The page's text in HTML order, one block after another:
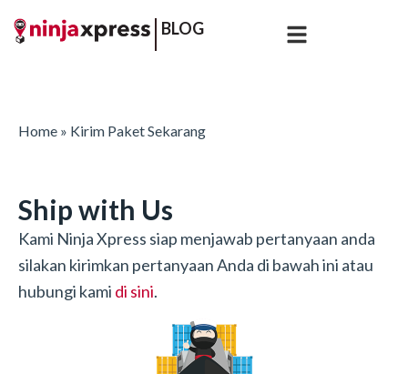
BLOG
Home » Kirim Paket Sekarang
Ship with Us
Kami Ninja Xpress siap menjawab pertanyaan anda
silakan kirimkan pertanyaan Anda di bawah ini atau
hubungi kami di sini.